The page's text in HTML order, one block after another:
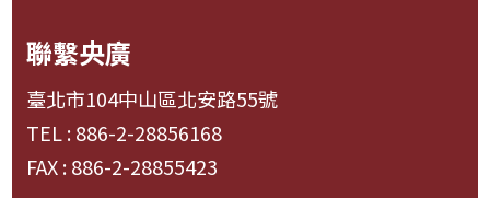
聯繫央廣
臺北市104中山區北安路55號
TEL : 886-2-28856168
FAX : 886-2-28855423